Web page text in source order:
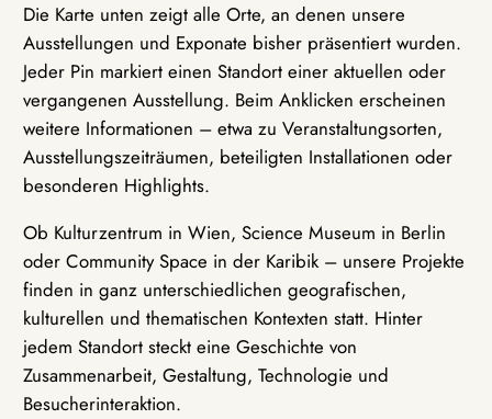
Die Karte unten zeigt alle Orte, an denen unsere
Ausstellungen und Exponate bisher präsentiert wurden.
Jeder Pin markiert einen Standort einer aktuellen oder
vergangenen Ausstellung. Beim Anklicken erscheinen
weitere Informationen – etwa zu Veranstaltungsorten,
Ausstellungszeiträumen, beteiligten Installationen oder
besonderen Highlights.
Ob Kulturzentrum in Wien, Science Museum in Berlin
oder Community Space in der Karibik – unsere Projekte
finden in ganz unterschiedlichen geografischen,
kulturellen und thematischen Kontexten statt. Hinter
jedem Standort steckt eine Geschichte von
Zusammenarbeit, Gestaltung, Technologie und
Besucherinteraktion.